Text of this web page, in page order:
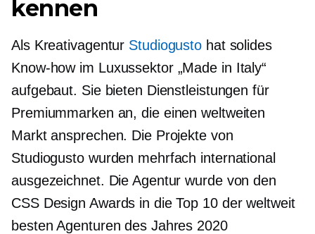
kennen
Als Kreativagentur Studiogusto hat solides
Know-how im Luxussektor „Made in Italy“
aufgebaut. Sie bieten Dienstleistungen für
Premiummarken an, die einen weltweiten
Markt ansprechen. Die Projekte von
Studiogusto wurden mehrfach international
ausgezeichnet. Die Agentur wurde von den
CSS Design Awards in die Top 10 der weltweit
besten Agenturen des Jahres 2020